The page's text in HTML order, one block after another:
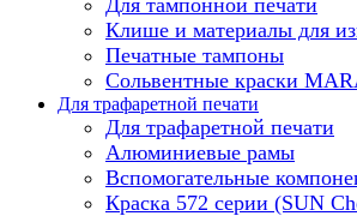
Клише и материалы для
Печатные тампоны
Сольвентные краски
Для трафаретной печати
Для трафаретной печати
Алюминиевые рамы
Вспомогательные
Краска 572 серии (SUN